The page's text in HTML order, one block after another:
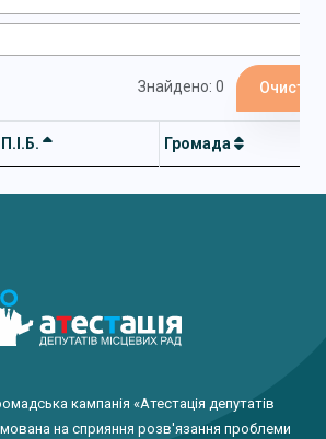
Знайдено: 0
П.І.Б. Громада
кампанія «Атестація депутатів
на сприяння розв'язання проблеми